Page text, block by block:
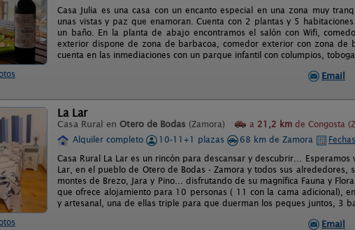
Casa Julia es una casa con un encanto especial en una zona muy
unas vistas y paz que enamoran. Cuenta con 2 plantas y 5
un baño. En la planta de abajo encontramos el salón con Wifi,
exterior dispone de zona de barbacoa, comedor exterior con zona de
cuenta en las inmediaciones con un parque infantil con columpios,
Email
La Lar
Casa Rural en Otero de Bodas (Zamora) a 21,2 km de Congosta
Alquiler completo
10-11+1 plazas 68 km de Zamora
Casa Rural La Lar es un rincón para descansar y descubrir...
Lar, en el pueblo de Otero de Bodas - Zamora y todos sus alrededores,
montes de Brezo, Jara y Pino... disfrutando de su magnífica Fauna y
que ofrece alojamiento para 10 personas ( 11 con la cama adicional),
y artesanal, una de ellas triple para que duerman los peques juntos, 3
Email